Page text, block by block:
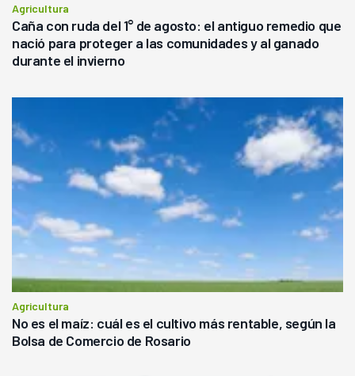
Agricultura
Caña con ruda del 1° de agosto: el antiguo remedio que
nació para proteger a las comunidades y al ganado
durante el invierno
Agricultura
No es el maíz: cuál es el cultivo más rentable, según la
Bolsa de Comercio de Rosario